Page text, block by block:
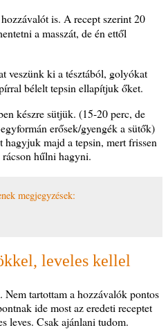
is. A recept szerint 20
a masszát, de én ettől
veszünk ki a tésztából, golyókat
bélelt tepsin ellapítjuk őket.
készre sütjük. (15-20 perc, de
erősek/gyengék a sütők)
majd a tepsin, mert frissen
hűlni hagyni.
megjegyzések:
leveles kellel
Nem tartottam a hozzávalók pontos
ide most az eredeti receptet
leves. Csak ajánlani tudom.